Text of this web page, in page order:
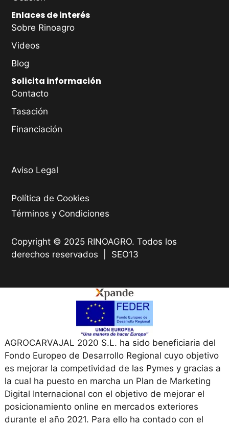
Enlaces de interés
Sobre Rinoagro
Videos
Blog
Solicita información
Contacto
Tasación
Financiación
Aviso Legal
Política de Cookies
Términos y Condiciones
Copyright © 2025 RINOAGRO. Todos los
derechos reservados | SEO13
AGROCARVAJAL 2020 S.L. ha sido beneficiaria del
Fondo Europeo de Desarrollo Regional cuyo objetivo
es mejorar la competividad de las Pymes y gracias a
la cual ha puesto en marcha un Plan de Marketing
Digital Internacional con el objetivo de mejorar el
posicionamiento online en mercados exteriores
durante el año 2021. Para ello ha contado con el